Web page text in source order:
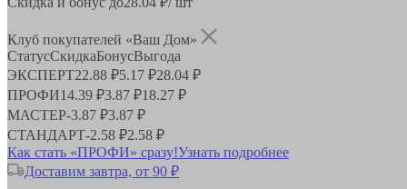
Клуб покупателей «Ваш Дом»
СтатусСкидкаБонусВыгода
ЭКСПЕРТ22.88 ₽5.17 ₽28.04 ₽
ПРОФИ14.39 ₽3.87 ₽18.27 ₽
МАСТЕР-3.87 ₽3.87 ₽
СТАНДАРТ-2.58 ₽2.58 ₽
Как стать «ПРОФИ» сразу!Узнать подробнее
Доставим завтра, от 90 ₽